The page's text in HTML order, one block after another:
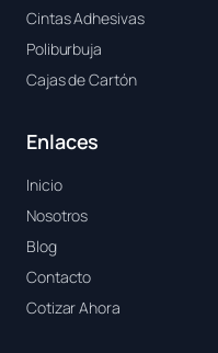
Cintas Adhesivas
Poliburbuja
Cajas de Cartón
Enlaces
Inicio
Nosotros
Blog
Contacto
Cotizar Ahora